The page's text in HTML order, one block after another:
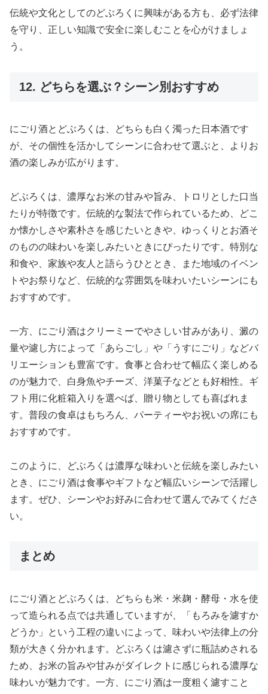
伝統や文化としてのどぶろくに興味がある方も、必ず法律
を守り、正しい知識で安全に楽しむことを心がけましょ
う。
12. どちらを選ぶ？シーン別おすすめ
にごり酒とどぶろくは、どちらも白く濁った日本酒です
が、その個性を活かしてシーンに合わせて選ぶと、よりお
酒の楽しみが広がります。
どぶろくは、濃厚なお米の甘みや旨み、トロリとした口当
たりが特徴です。伝統的な製法で作られているため、どこ
か懐かしさや素朴さを感じたいときや、ゆっくりとお酒そ
のものの味わいを楽しみたいときにぴったりです。特別な
和食や、家族や友人と語らうひととき、また地域のイベン
トやお祭りなど、伝統的な雰囲気を味わいたいシーンにも
おすすめです。
一方、にごり酒はクリーミーでやさしい甘みがあり、澱の
量や濾し方によって「あらごし」や「うすにごり」などバ
リエーションも豊富です。食事と合わせて幅広く楽しめる
のが魅力で、白身魚やチーズ、洋菓子などとも好相性。ギ
フト用に化粧箱入りを選べば、贈り物としても喜ばれま
す。普段の食卓はもちろん、パーティーやお祝いの席にも
おすすめです。
このように、どぶろくは濃厚な味わいと伝統を楽しみたい
とき、にごり酒は食事やギフトなど幅広いシーンで活躍し
ます。ぜひ、シーンやお好みに合わせて選んでみてくださ
い。
まとめ
にごり酒とどぶろくは、どちらも米・米麹・酵母・水を使
って造られる点では共通していますが、「もろみを濾すか
どうか」という工程の違いによって、味わいや法律上の分
類が大きく分かれます。どぶろくは濾さずに瓶詰めされる
ため、お米の旨みや甘みがダイレクトに感じられる濃厚な
味わいが魅力です。一方、にごり酒は一度粗く濾すこと